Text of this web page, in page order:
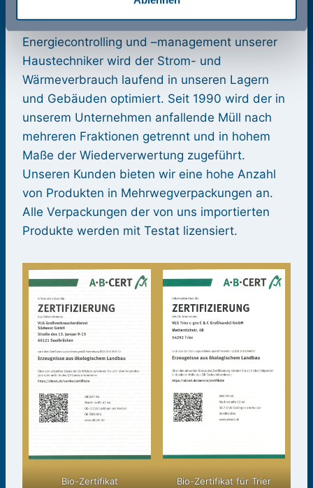
leisten wir einen Beitrag zur Verminderung von
Umweltbelastungen. Durch ständiges
Energiecontrolling und –management unserer
Haustechniker wird der Strom- und
Wärmeverbrauch laufend in unseren Lagern
und Gebäuden optimiert. Seit 1990 wird der in
unserem Unternehmen anfallende Müll nach
mehreren Fraktionen getrennt und in hohem
Maße der Wiederverwertung zugeführt.
Unseren Kunden bieten wir eine hohe Anzahl
von Produkten in Mehrwegverpackungen an.
Alle Verpackungen der von uns importierten
Produkte werden mit Testat lizensiert.
Bio-Zertifikat Bio-Zertifikat für Trier